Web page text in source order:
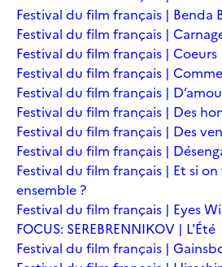
Festival du film français | Benda
Festival du film français |
Festival du film français | Coeurs
Festival du film français |
Festival du film français |
Festival du film français | Des
Festival du film français | Des
Festival du film français |
Festival du film français | Et si
ensemble ?
Festival du film français | Eyes
FOCUS: SEREBRENNIKOV | L'Été
Festival du film français |